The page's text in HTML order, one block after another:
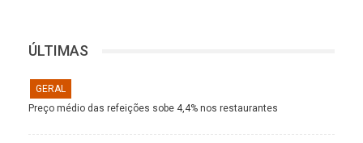
ÚLTIMAS
GERAL
Preço médio das refeições sobe 4,4% nos restaurantes